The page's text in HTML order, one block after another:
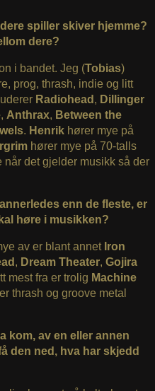
spiller skiver hjemme?
dere?
i bandet. Jeg (Tobias)
prog, thrash, indie og litt
Radiohead , Dillinger
, Anthrax, Between the
. Henrik hører mye på
hører mye på 70-talls
når det gjelder musikk så der
enn de fleste, er
høre i musikken?
av er blant annetIron
, Dream Theater, Gojira
mest fra er trolig Machine
thrash og groove metal
kom, av en eller annen
den ned, hva har skjedd